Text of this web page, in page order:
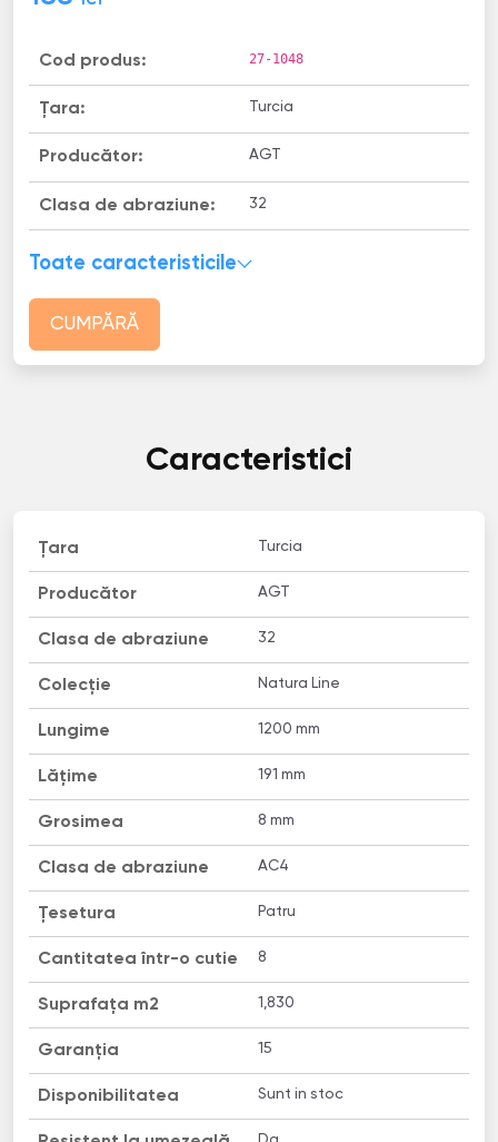
Cod produs: 27-1048
Țara: Turcia
Producător: AGT
Clasa de abraziune: 32
Toate caracteristicile
CUMPĂRĂ
Caracteristici
Țara Turcia
Producător AGT
Clasa de abraziune 32
Colecție Natura Line
Lungime 1200 mm
Lățime 191 mm
Grosimea 8 mm
Clasa de abraziune AC4
Țesetura Patru
Cantitatea într-o cutie 8
Suprafața m2 1,830
Garanția 15
Disponibilitatea Sunt in stoc